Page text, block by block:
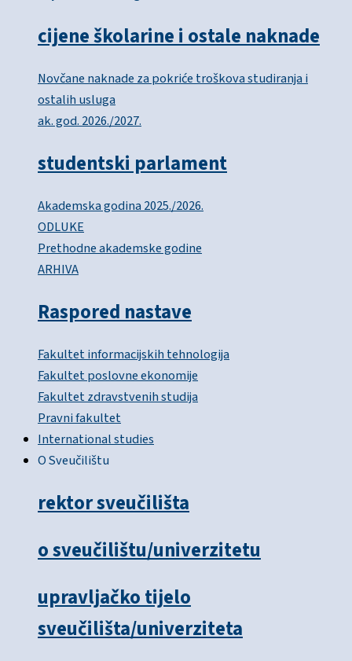
cijene školarine i ostale naknade
Novčane naknade za pokriće troškova studiranja i
ostalih usluga
ak. god. 2026./2027.
studentski parlament
Akademska godina 2025./2026.
ODLUKE
Prethodne akademske godine
ARHIVA
Raspored nastave
Fakultet informacijskih tehnologija
Fakultet poslovne ekonomije
Fakultet zdravstvenih studija
Pravni fakultet
International studies
O Sveučilištu
rektor sveučilišta
o sveučilištu/univerzitetu
upravljačko tijelo
sveučilišta/univerziteta